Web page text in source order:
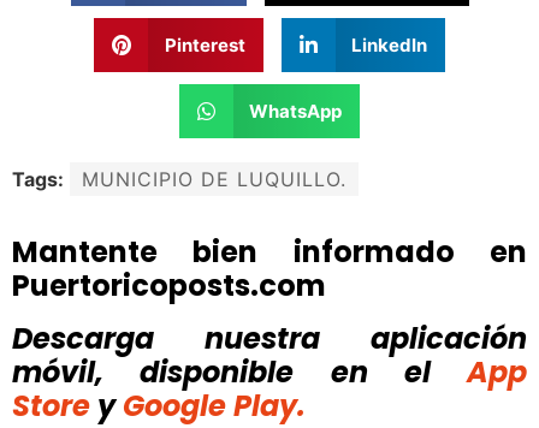
Pinterest LinkedIn
WhatsApp
Tags: MUNICIPIO DE LUQUILLO.
Mantente bien informado en
Puertoricoposts.com
Descarga nuestra aplicación
móvil, disponible
en el
App
Store y Google Play.